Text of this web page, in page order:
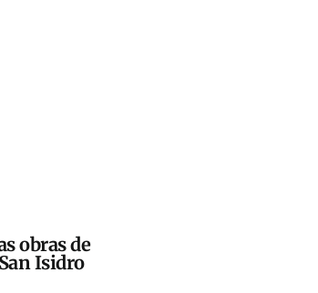
obras de
Isidro